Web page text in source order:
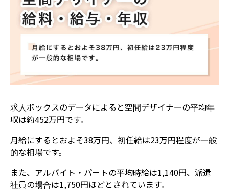
求人ボックスのデータによると空間デザイナーの平均年
収は約452万円です。
月給にするとおよそ38万円、初任給は23万円程度が一般
的な相場です。
また、アルバイト・パートの平均時給は1,140円、派遣
社員の場合は1,750円ほどとされています。